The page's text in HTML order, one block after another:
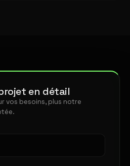
en détail
vos besoins, plus notre